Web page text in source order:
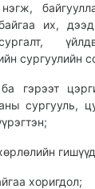
их,
сургуулийн
ба гэрээт
сургууль,
хоригдол;